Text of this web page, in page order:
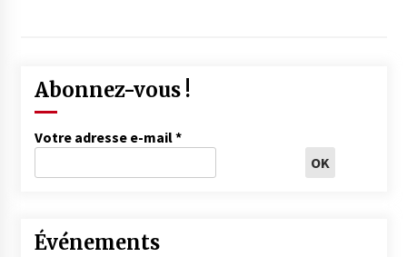
Abonnez-vous !
Votre adresse e-mail*
Événements